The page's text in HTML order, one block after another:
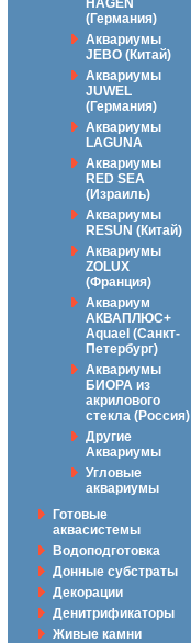
HAGEN
(Германия)
Аквариумы
JEBO (Китай)
Аквариумы
JUWEL
(Германия)
Аквариумы
LAGUNA
Аквариумы
RED SEA
(Израиль)
Аквариумы
RESUN (Китай)
Аквариумы
ZOLUX
(Франция)
Аквариум
АКВАПЛЮС+
Aquael (Санкт-
Петербург)
Аквариумы
БИОРА из
акрилового
стекла (Россия)
Другие
Аквариумы
Угловые
аквариумы
Готовые
аквасистемы
Водоподготовка
Донные субстраты
Декорации
Денитрификаторы
Живые камни